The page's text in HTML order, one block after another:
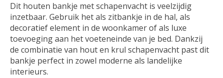
Dit houten bankje met schapenvacht is veelzijdig
inzetbaar. Gebruik het als zitbankje in de hal, als
decoratief element in de woonkamer of als luxe
toevoeging aan het voeteneinde van je bed. Dankzij
de combinatie van hout en krul schapenvacht past dit
bankje perfect in zowel moderne als landelijke
interieurs.